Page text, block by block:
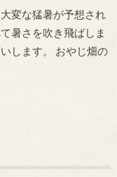
変な猛暑が予想され
暑さを吹き飛ばしま
します。 おやじ畑の